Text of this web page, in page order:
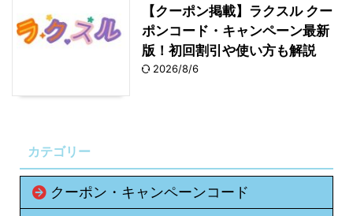
【クーポン掲載】ラクスル クー
ポンコード・キャンペーン最新
版！初回割引や使い方も解説
2026/8/6
カテゴリー
クーポン・キャンペーンコード